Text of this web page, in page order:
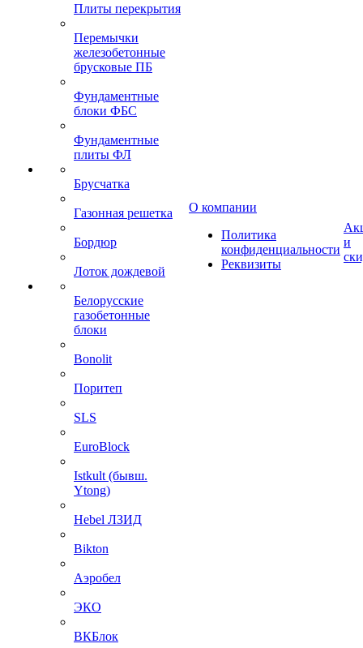
Плиты перекрытия
Перемычки
железобетонные
брусковые ПБ
Фундаментные
блоки ФБС
Фундаментные
плиты ФЛ
Брусчатка
Газонная решетка
Бордюр
Лоток дождевой
Белорусские
газобетонные
блоки
Bonolit
Поритеп
SLS
EuroBlock
Istkult (бывш.
Ytong)
Hebel ЛЗИД
Bikton
Аэробел
ЭКО
ВКБлок
О компании
Политика
конфиденциальности
Реквизиты
и